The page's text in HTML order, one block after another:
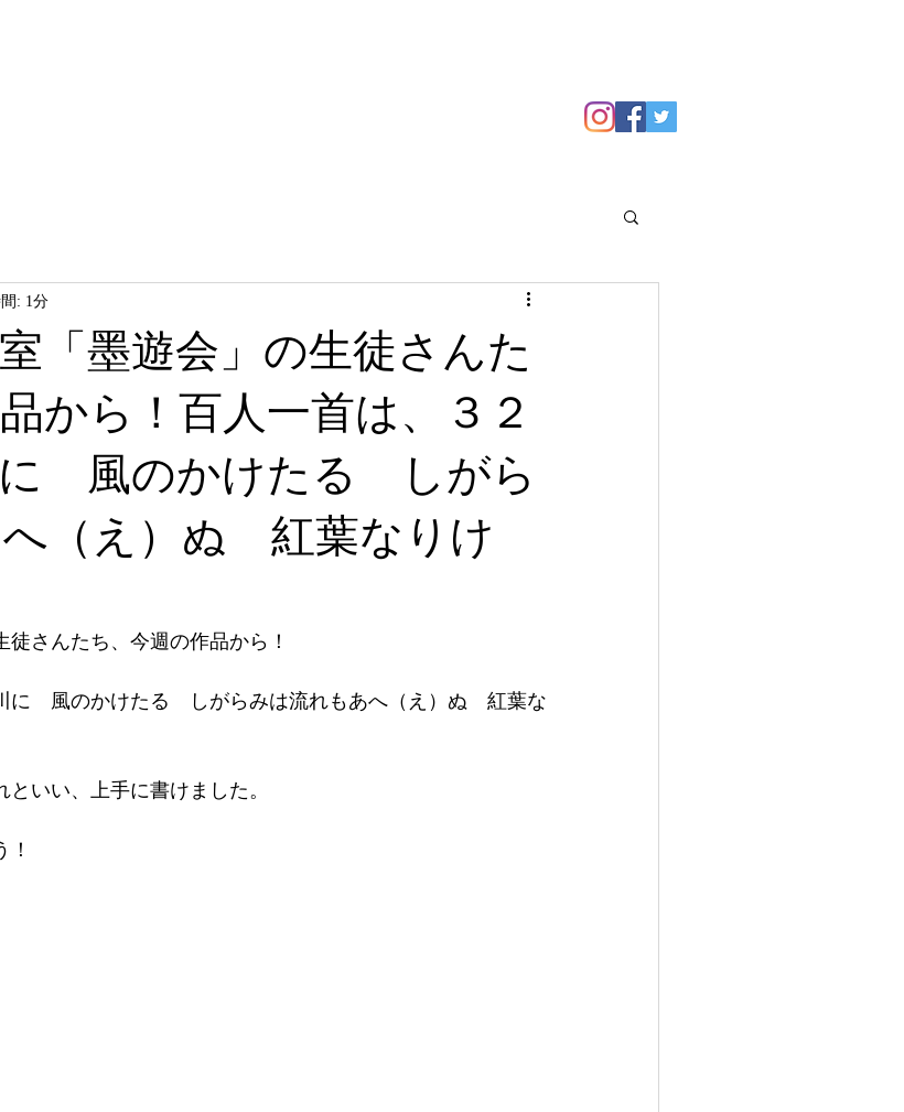
「墨遊会」の生徒さんた
から！百人一首は、３２
に 風のかけたる しがら
（え）ぬ 紅葉なりけ
: 1分
さんたち、今週の作品から！
に　風のかけたる　しがらみは流れもあへ（え）ぬ　紅葉な
いい、上手に書けました。